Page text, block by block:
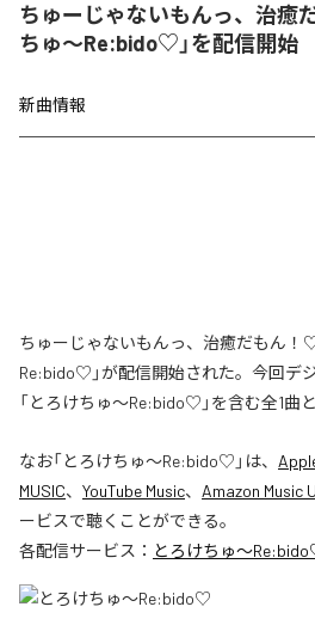
ちゅーじゃないもんっ、治癒
ちゅ〜Re:bido♡」を配信開始
新曲情報
ちゅーじゃないもんっ、治癒だもん！
Re:bido♡」が配信開始された。今回デ
「とろけちゅ〜Re:bido♡」を含む全1曲
なお「とろけちゅ〜Re:bido♡ 」は、
MUSIC、 YouTube Music、 Amazon Music
ービスで聴くことができる。
各配信サービス： とろけちゅ〜